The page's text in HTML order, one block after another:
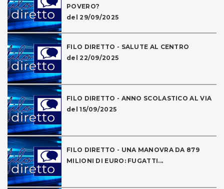
POVERO?
del 29/09/2025
FILO DIRETTO - SALUTE AL CENTRO
del 22/09/2025
FILO DIRETTO - ANNO SCOLASTICO AL VIA
del 15/09/2025
FILO DIRETTO - UNA MANOVRA DA 879
MILIONI DI EURO: FUGATTI...